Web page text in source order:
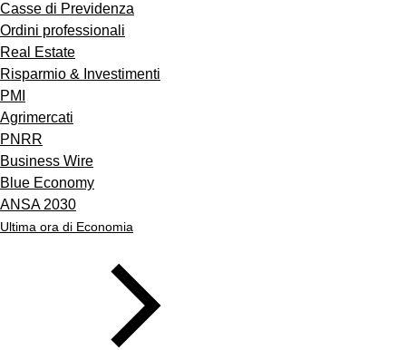
Casse di Previdenza
Ordini professionali
Real Estate
Risparmio & Investimenti
PMI
Agrimercati
PNRR
Business Wire
Blue Economy
ANSA 2030
Ultima ora di Economia